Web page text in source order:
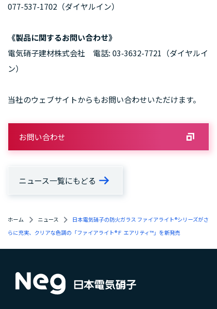
077-537-1702（ダイヤルイン）
《製品に関するお問い合わせ》
電気硝子建材株式会社 電話: 03-3632-7721（ダイヤルイ
ン）
当社のウェブサイトからもお問い合わせいただけます。
お問い合わせ
ニュース一覧にもどる
ホーム ニュース
日本電気硝子の防火ガラス ファイアライト®シリーズがさ
らに充実、クリアな色調の「ファイアライト®Ｆ エアリティ™」を新発売